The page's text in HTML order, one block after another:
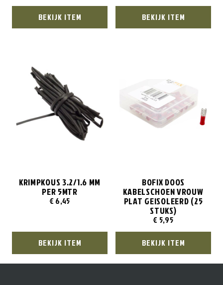
BEKIJK ITEM BEKIJK ITEM
KRIMPKOUS 3.2/1.6 MM
PER 5MTR
€ 6,45
BEKIJK ITEM
BOFIX DOOS
KABELSCHOEN VROUW
PLAT GEISOLEERD (25
STUKS)
€ 5,95
BEKIJK ITEM